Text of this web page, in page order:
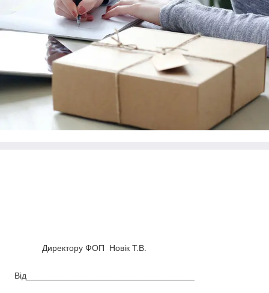
Директору ФОП Новік Т.В.
Від___________________________________